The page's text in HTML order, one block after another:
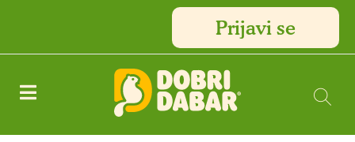
Prijavi se